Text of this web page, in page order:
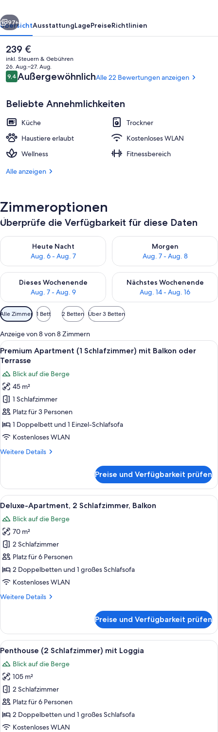
Penthouse (2 Schlafzimmer) mit
Weiter
97+
ÜbersichtAusstattungLagePreiseRichtlinien
Der
aktuelle
Preis
beträgt
239 €.
239 €
inkl. Steuern & Gebühren
26. Aug.–27. Aug.
Bewertungen
9,49,4 von 10.
AußergewöhnlichAlle 22 Bewertungen anzeigen
Beliebte Annehmlichkeiten
Küche
Trockner
Haustiere erlaubt
Kostenloses WLAN
Wellness
Fitnessbereich
Alle anzeigen
Zimmeroptionen
Überprüfe die Verfügbarkeit für diese Daten
Heute Nacht
Aug. 6 - Aug. 7
Überprüfe die Verfügbarkeit für heute Nacht, Aug. 6 - Aug. 7.
Morgen
Aug. 7 - Aug. 8
Überprüfe die Verfügbarkeit
Dieses Wochenende
Aug. 7 - Aug. 9
Überprüfe die Verfügbarkeit für dieses Wochenende, Aug. 7
Nächstes Wochenende
Aug. 14 - Aug. 16
Überprüfe die Verfügbarkeit
Verfügbare
Filter
für
Zimmer
Alle Zimmer 1 Bett 2 Betten Über 3 Betten
Anzeige von 8 von 8 Zimmern
Alle
Fotos
Premium
Apartment
(1
Schlafzimmer)
mit
Balkon
Terrasse
Premium Apartment (1
6
Premium Apartment (1 Schlafzimmer) mit Balkon oder
Terrasse
Blick auf die Berge
45 m²
1 Schlafzimmer
Platz für 3 Personen
1 Doppelbett und 1 Einzel-Schlafsofa
Kostenloses WLAN
Weitere Details
Weitere
Apartment
(1
Schlafzimmer)
Balkon
oder
Terrasse
Preise und Verfügbarkeit prüfen
Alle
Fotos
für
Deluxe-
Apartment,
2 Schlafzimmer,
Balkon
anzeigen
Zimmersafe, Babybetten,
10
Deluxe-Apartment, 2 Schlafzimmer, Balkon
Blick auf die Berge
70 m²
2 Schlafzimmer
Platz für 6 Personen
2 Doppelbetten und 1 großes Schlafsofa
Kostenloses WLAN
Weitere Details
Weitere
Apartment,
2 Schlafzimmer,
Balkon
Preise und Verfügbarkeit prüfen
Alle
Fotos
für
Penthouse
(2
Schlafzimmer)
mit
Loggia
Penthouse (2 Schlafzimmer) mit
11
Penthouse (2 Schlafzimmer) mit Loggia
Blick auf die Berge
105 m²
2 Schlafzimmer
Platz für 6 Personen
2 Doppelbetten und 1 großes Schlafsofa
Kostenloses WLAN